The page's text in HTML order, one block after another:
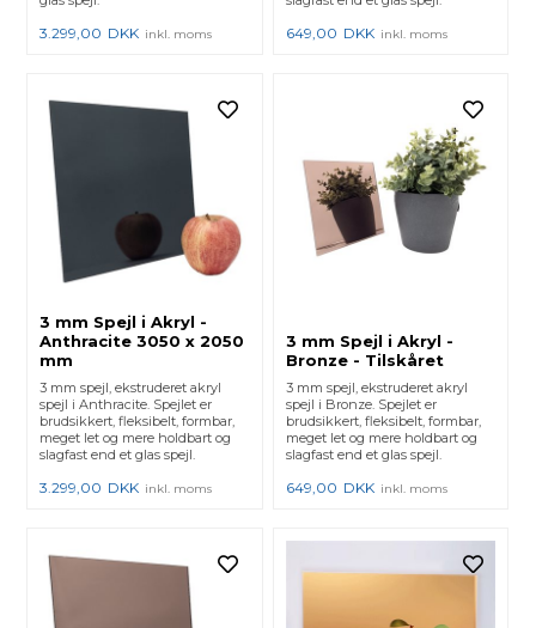
3.299,00 DKK inkl. moms 649,00 DKK inkl. moms
3 mm Spejl i Akryl -
Anthracite 3050 x 2050
mm
3 mm spejl, ekstruderet akryl
spejl i Anthracite. Spejlet er
brudsikkert, fleksibelt, formbar,
meget let og mere holdbart og
slagfast end et glas spejl.
3.299,00 DKK inkl. moms
3 mm Spejl i Akryl -
Bronze - Tilskåret
3 mm spejl, ekstruderet akryl
spejl i Bronze. Spejlet er
brudsikkert, fleksibelt, formbar,
meget let og mere holdbart og
slagfast end et glas spejl.
649,00 DKK inkl. moms